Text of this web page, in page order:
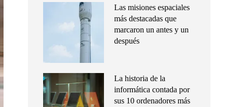
Las misiones espaciales
más destacadas que
marcaron un antes y un
después
La historia de la
informática contada por
sus 10 ordenadores más